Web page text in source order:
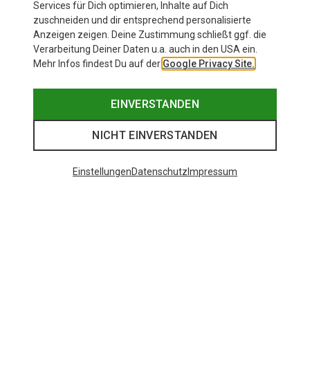
Services für Dich optimieren, Inhalte auf Dich
zuschneiden und dir entsprechend personalisierte
Anzeigen zeigen. Deine Zustimmung schließt ggf. die
Verarbeitung Deiner Daten u.a. auch in den USA ein.
Mehr Infos findest Du auf der Google Privacy Site.
EINVERSTANDEN
NICHT EINVERSTANDEN
EinstellungenDatenschutz Impressum